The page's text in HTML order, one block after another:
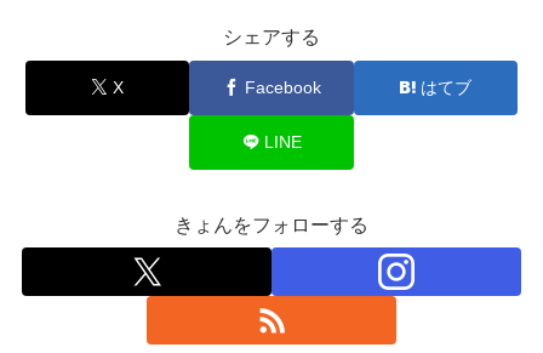
シェアする
X Facebook はてブ
LINE
きょんをフォローする